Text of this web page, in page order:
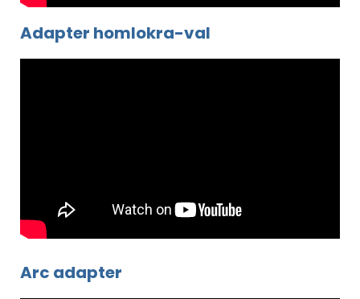
Adapter homlokra-val
Arc adapter